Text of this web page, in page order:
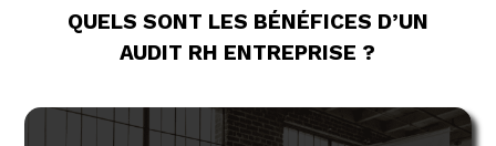
QUELS SONT LES BÉNÉFICES D’UN
AUDIT RH ENTREPRISE ?